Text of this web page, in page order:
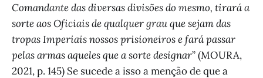
Comandante das diversas divisões do mesmo, tirará a
sorte aos Oficiais de qualquer grau que sejam das
tropas Imperiais nossos prisioneiros e fará passar
pelas armas aqueles que a sorte designar” (MOURA,
2021, p. 145) Se sucede a isso a menção de que a